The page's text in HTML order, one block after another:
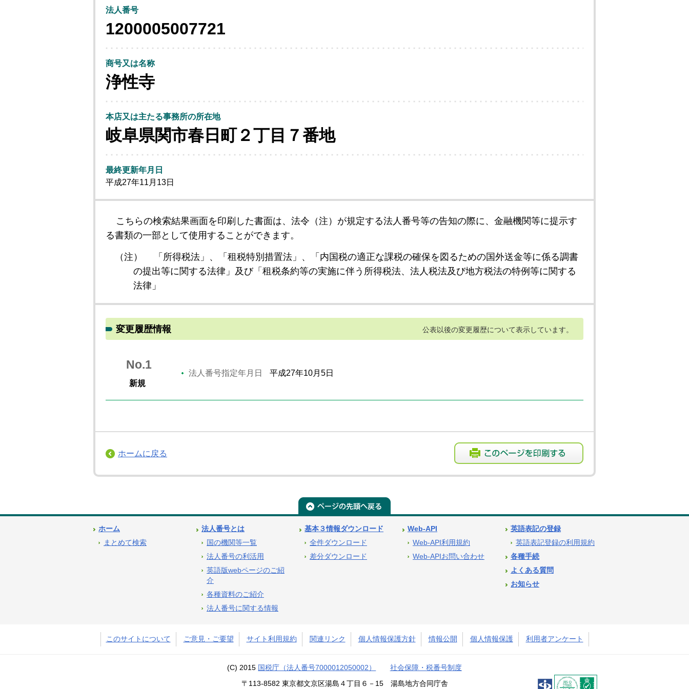
法人番号
1200005007721
商号又は名称
浄性寺
本店又は主たる事務所の所在地
岐阜県関市春日町２丁目７番地
最終更新年月日
平成27年11月13日
こちらの検索結果画面を印刷した書面は、法令（注）が規定する法人番号等の告知の際に、金融機関等に提示す
る書類の一部として使用することができます。
（注）
「所得税法」、「租税特別措置法」、「内国税の適正な課税の確保を図るための国外送金等に係る調書
の提出等に関する法律」及び「租税条約等の実施に伴う所得税法、法人税法及び地方税法の特例等に関する
法律」
変更履歴情報 公表以後の変更履歴について表示しています。
No.1
新規
法人番号指定年月日 平成27年10月5日
ホームに戻る
ホーム
まとめて検索
法人番号とは
国の機関等一覧
法人番号の利活用
英語版webページのご紹
介
各種資料のご紹介
法人番号に関する情報
基本３情報ダウンロード
全件ダウンロード
差分ダウンロード
Web-API
Web-API利用規約
Web-APIお問い合わせ
英語表記の登録
英語表記登録の利用規約
各種手続
よくある質問
お知らせ
このサイトについて ご意見・ご要望 サイト利用規約 関連リンク 個人情報保護方針 情報公開 個人情報保護 利用者アンケート
(C) 2015 国税庁（法人番号7000012050002） 社会保障・税番号制度
〒113-8582 東京都文京区湯島４丁目６－15 湯島地方合同庁舎